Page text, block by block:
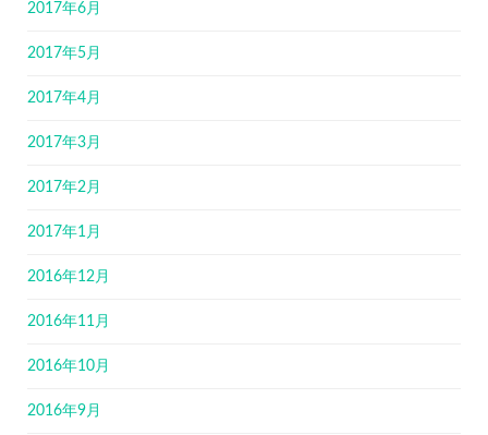
2017年6月
2017年5月
2017年4月
2017年3月
2017年2月
2017年1月
2016年12月
2016年11月
2016年10月
2016年9月